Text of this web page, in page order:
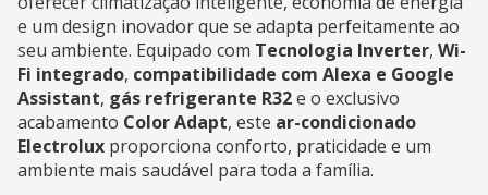
e um design inovador que se adapta perfeitamente ao
seu ambiente. Equipado com Tecnologia Inverter, Wi-
Fi integrado, compatibilidade com Alexa e Google
Assistant, gás refrigerante R32e o exclusivo
acabamento Color Adapt, este ar-condicionado
Electrolux proporciona conforto, praticidade e um
ambiente mais saudável para toda a família.